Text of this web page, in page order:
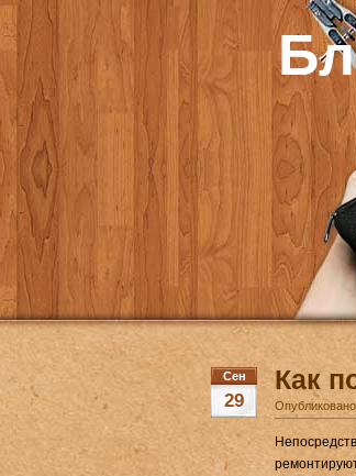
Сен
29
Как